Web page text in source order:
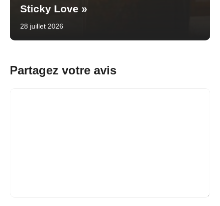
Sticky Love »
28 juillet 2026
Partagez votre avis